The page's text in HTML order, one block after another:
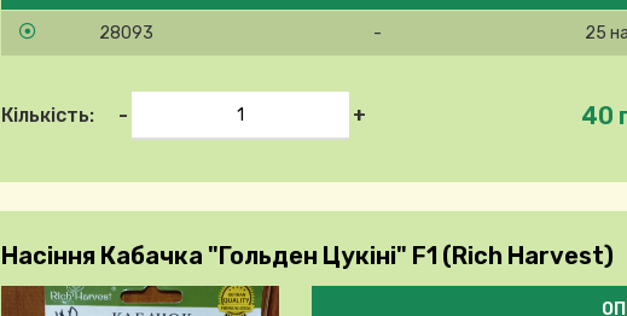
28093 - 25
Кількість: - + 40
Насіння Кабачка "Гольден Цукіні" F1 (Rich Harvest)